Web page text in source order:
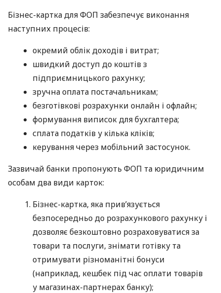
Бізнес-картка для ФОП забезпечує виконання
наступних процесів:
окремий облік доходів і витрат;
швидкий доступ до коштів з
підприємницького рахунку;
зручна оплата постачальникам;
безготівкові розрахунки онлайн і офлайн;
формування виписок для бухгалтера;
сплата податків у кілька кліків;
керування через мобільний застосунок.
Зазвичай банки пропонують ФОП та юридичним
особам два види карток:
Бізнес-картка, яка прив’язується
безпосередньо до розрахункового рахунку і
дозволяє безкоштовно розраховуватися за
товари та послуги, знімати готівку та
отримувати різноманітні бонуси
(наприклад, кешбек під час оплати товарів
у магазинах-партнерах банку);